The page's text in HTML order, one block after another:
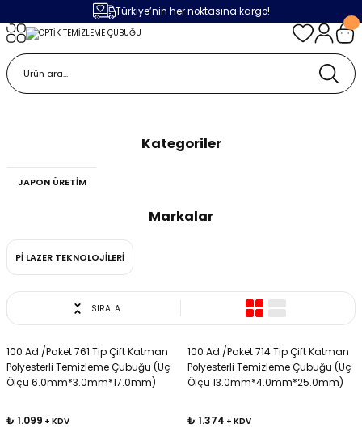
Türkiye’nin her noktasına kargo!
Kategoriler
JAPON ÜRETİM
Markalar
Pİ LAZER TEKNOLOJİLERİ
SIRALA
100 Ad./Paket 761 Tip Çift Katman
Polyesterli Temizleme Çubuğu (Uç
Ölçü 6.0mm*3.0mm*17.0mm)
₺ 1.099 + KDV
100 Ad./Paket 714 Tip Çift Katman
Polyesterli Temizleme Çubuğu (Uç
Ölçü 13.0mm*4.0mm*25.0mm)
₺ 1.374 + KDV
Geri Dön
Parçaları
Ürünleri
Geri Dön
Camları
Geri Dön
Geri Dön